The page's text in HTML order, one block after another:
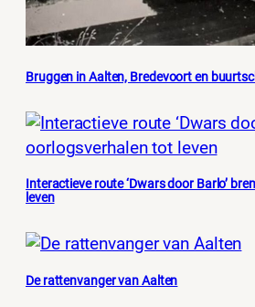
Bruggen in Aalten, Bredevoort en
Interactieve route ‘Dwars door Barlo’
leven
De rattenvanger van Aalten